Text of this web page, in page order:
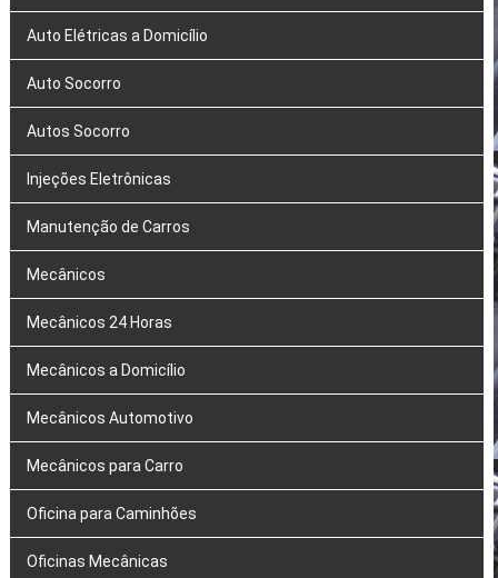
Auto Elétricas a Domicílio
Auto Socorro
Autos Socorro
Injeções Eletrônicas
Manutenção de Carros
Mecânicos
Mecânicos 24 Horas
Mecânicos a Domicílio
Mecânicos Automotivo
Mecânicos para Carro
Oficina para Caminhões
Oficinas Mecânicas